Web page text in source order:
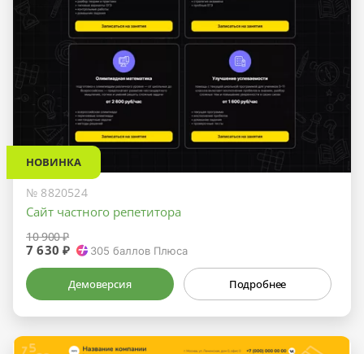
НОВИНКА
№ 8820524
Сайт частного репетитора
10 900 ₽
7 630 ₽ 305 баллов Плюса
Демоверсия Подробнее